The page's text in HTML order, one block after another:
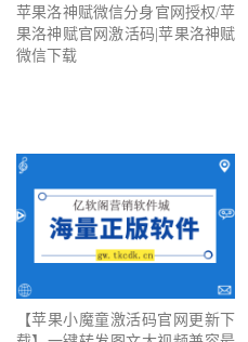
苹果洛神赋微信分身官网授权/苹
果洛神赋官网激活码|苹果洛神赋
微信下载
【苹果小魔童激活码官网更新下